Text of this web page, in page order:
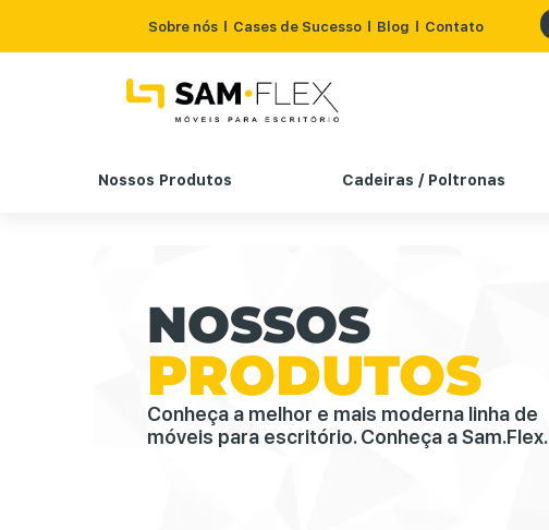
Sobre nós Cases de Sucesso Blog Contato
Nossos Produtos Cadeiras / Poltronas
NOSSOS
PRODUTOS
Conheça a melhor e mais moderna linha de
móveis para escritório. Conheça a Sam.Flex.